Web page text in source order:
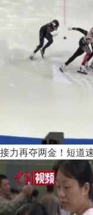
接力再夺两金！短道